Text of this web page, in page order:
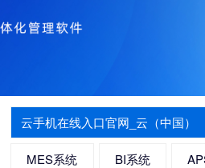
云手机在线入口官网_云（中国）
MES系统 BI系统